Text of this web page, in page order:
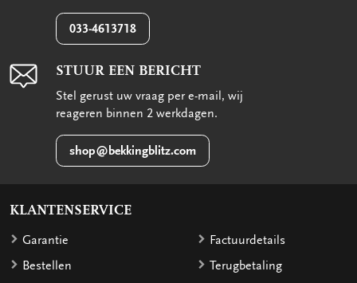
033-4613718
STUUR EEN BERICHT
Stel gerust uw vraag per e-mail, wij
reageren binnen 2 werkdagen.
shop@bekkingblitz.com
KLANTENSERVICE
Garantie
Bestellen
Factuurdetails
Terugbetaling